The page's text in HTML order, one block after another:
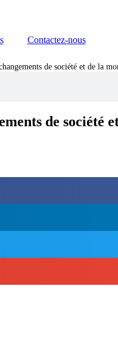
Contactez-nous
de société et de la
de société